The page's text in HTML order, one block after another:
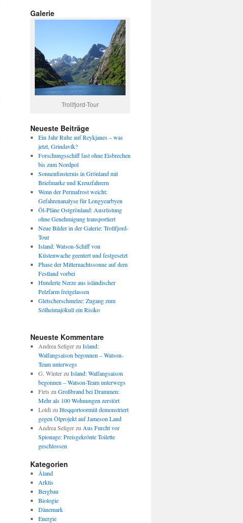
Galerie
Trollfjord-Tour
Neueste Beiträge
Ein Jahr Ruhe auf Reykjanes – was
jetzt, Grindavík?
Forschungsschiff fast ohne Eisbrechen
bis zum Nordpol
Sonnenfinsternis in Grönland mit
Briefmarke und Kreuzfahrern
Wenn der Permafrost weicht:
Gefahrenanalyse für Longyearbyen
Öl-Pläne Ostgrönland: Ausrüstung
ohne Genehmigung transportiert
Neue Bilder in der Galerie: Trollfjord-
Tour
Island: Watson-Schiff von
Küstenwache geentert und festgesetzt
Phase der Mitternachtssonne auf dem
Festland vorbei
Hunderte Nerze aus isländischer
Pelzfarm freigelassen
Gletscherschmelze: Zugang zum
Sólheimajökull ein Risiko
Neueste Kommentare
Andrea Seligerzu Island:
Walfangsaison begonnen – Watson-
Team unterwegs
G. Winterzu Island: Walfangsaison
begonnen – Watson-Team unterwegs
Firts zu Großbrand bei Drammen:
Mehr als 100 Wohnungen zerstört
Loldi zu Ittoqqortoormiit demonstriert
gegen Ölprojekt auf Jameson Land
Andrea Seligerzu Aus Furcht vor
Spionage: Preisgekrönte Toilette
geschlossen
Kategorien
Åland
Arktis
Bergbau
Biologie
Dänemark
Energie